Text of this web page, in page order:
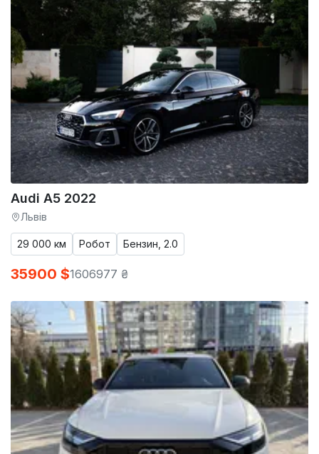
Audi A5 2022
Львів
29 000 км Робот Бензин, 2.0
35900 $1606977 ₴